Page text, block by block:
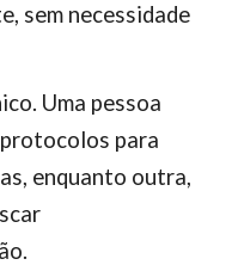
sem necessidade
Uma pessoa
para
enquanto outra,